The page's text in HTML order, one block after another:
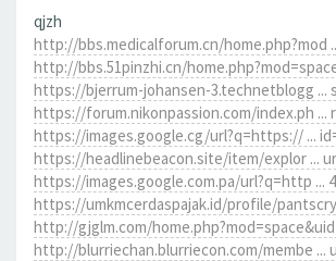
qjzh
http://bbs.medicalforum.cn/home.php?mod
http://bbs.51pinzhi.cn/
https://bjerrum-johansen-3.technetblogg ...
https://forum.nikonpassion.com/index.ph ...
https://images.google.cg/url?q=https:// ...
https://headlinebeacon.site/item/explor ...
https://images.google.com.pa/url?q=http ...
https://umkmcerdaspajak.id/profile/
http://gjglm.com/
http://blurriechan.blurriecon.com/membe ...